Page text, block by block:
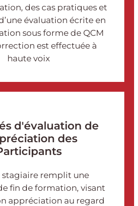
des cas pratiques et
évaluation écrite en
sous forme de QCM
est effectuée à
haute voix
d'évaluation de
des
stagiaire remplit une
fin de formation, visant
appréciation au regard